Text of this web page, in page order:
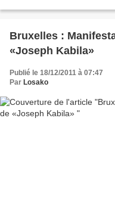
Bruxelles :
«Joseph Kabila»
Publié le 18/12/2011 à 07:47
Par Losako